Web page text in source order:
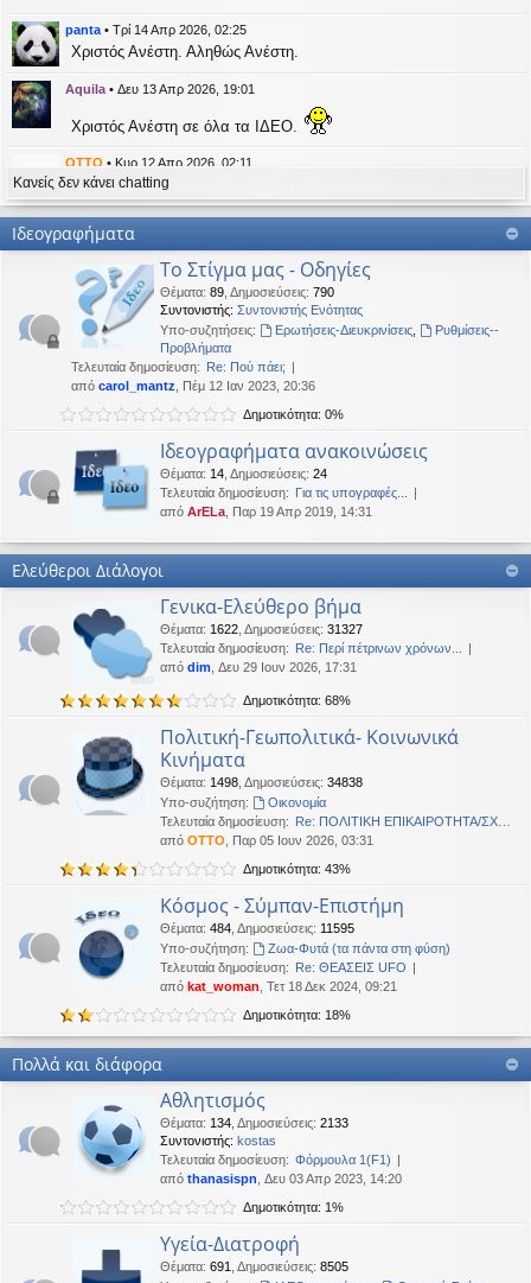
εις
η
panta • Τρί 14 Απρ 2026, 02:25
Χριστός Ανέστη. Αληθώς Ανέστη.
Aquila • Δευ 13 Απρ 2026, 19:01
Χριστός Ανέστη σε όλα τα ΙΔΕΟ.
OTTO • Κυρ 12 Απρ 2026, 02:11
likes this message
panta έγραψε:
Καλή Μεγάλη Εβδομάδα. Καλή Ανάσταση.
Καλή Ανάσταση σε όλους!
• Τετ 08 Απρ 2026, 14:21
pantaέγραψε:↑
Καλή Ανάσταση σε όλους!
Δευ 06 Απρ 2026, 02:48
Καλή Μεγάλη Εβδομάδα. Καλή Ανάσταση.
OTTO•Τετ 18 Μαρ 2026, 21:30
Oropion Τρί 17 Μαρ 2026, 07:43
Καλησπερα
panta•Δευ 16 Μαρ 2026, 03:18
Έκανε Like σε αυτό το μήνυμα
OTTO έγραψε:↑
Καλώστονε. Είναι υπό κατοχή στο καθεστώς ΝΔ.
Δευ 16 Φεβ 2026, 18:20
Δευ 16 Φεβ 2026, 02:33
Γεια χαρά. καλέ, πού πήγαν οι κόσμοι;
BlueAngel Πέμ 29 Ιαν 2026, 22:08
likes this message
OTTOέγραψε:↑
Καλησπερα
OTTO•Δευ 19 Ιαν 2026, 16:53
Καλησπερα
neodikos•Κυρ 18 Ιαν 2026, 01:49
Καλημέρα σε όλους
OTTO•Πέμ 08 Ιαν 2026, 01:33
Χρόνια πολλά, καλή χρονια με δικαιοσύνη στα παντα.
Κανείς δεν κάνει chatting
Ιδεογραφήματα
Το Στίγμα μας - Οδηγίες
Θέματα: 89 Δημοσιεύσεις: 790
Συντονιστής: Συντονιστής Ενότητας
Υπο-συζητήσεις:
Ερωτήσεις-Διευκρινίσεις,
Ρυθμίσεις--
Προβλήματα
Τελευταία δημοσίευση: Re: Πού πάει;
από carol_mantz , Πέμ 12 Ιαν 2023, 20:36
Δημοτικότητα: 0%
Ιδεογραφήματα ανακοινώσεις
Θέματα: 14 Δημοσιεύσεις: 24
Τελευταία δημοσίευση: Για τις υπογραφές...
από ArELa , Παρ 19 Απρ 2019, 14:31
Ελεύθεροι Διάλογοι
Γενικα-Ελεύθερο βήμα
Θέματα: 1622 Δημοσιεύσεις: 31327
Τελευταία δημοσίευση: Re: Περί πέτρινων χρόνων...
από dim , Δευ 29 Ιουν 2026, 17:31
Δημοτικότητα: 68%
Πολιτική-Γεωπολιτικά- Κοινωνικά
Κινήματα
Θέματα: 1498 Δημοσιεύσεις: 34838
Υπο-συζήτηση:
Oικονομία
Τελευταία δημοσίευση: Re: ΠΟΛΙΤΙΚΗ ΕΠΙΚΑΙΡΟΤΗΤΑ/ΣΧΟ…
από OTTO , Παρ 05 Ιουν 2026, 03:31
Δημοτικότητα: 43%
Κόσμος - Σύμπαν-Επιστήμη
Θέματα: 484 Δημοσιεύσεις: 11595
Υπο-συζήτηση:
Ζωα-Φυτά (τα πάντα στη φύση)
Τελευταία δημοσίευση: Re: ΘΕΑΣΕΙΣ UFO
από kat_woman , Τετ 18 Δεκ 2024, 09:21
Δημοτικότητα: 18%
Πολλά και διάφορα
Αθλητισμός
Θέματα: 134 Δημοσιεύσεις: 2133
Συντονιστής: kostas
Τελευταία δημοσίευση: Φόρμουλα 1(F1)
από thanasispn , Δευ 03 Απρ 2023, 14:20
Δημοτικότητα: 1%
Υγεία-Διατροφή
Θέματα: 691 Δημοσιεύσεις: 8505